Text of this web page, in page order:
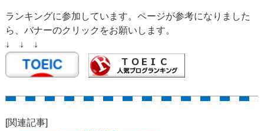
ランキングに参加しています。ページが参考になりました
ら、バナーのクリックをお願いします。
↓ ↓ ↓
[関連記事]